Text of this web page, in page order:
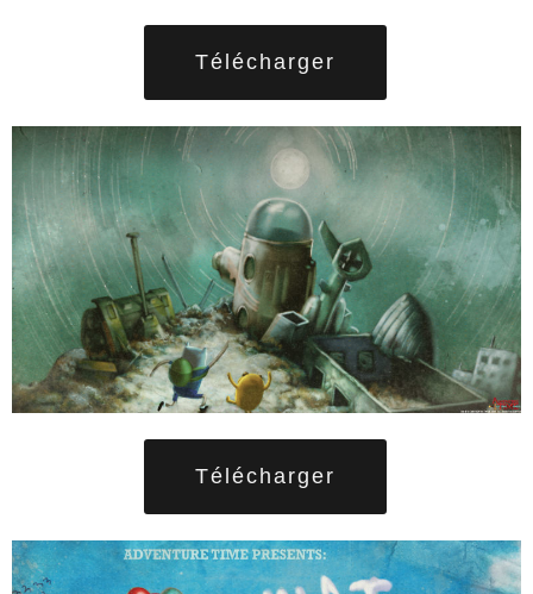
Télécharger
Télécharger